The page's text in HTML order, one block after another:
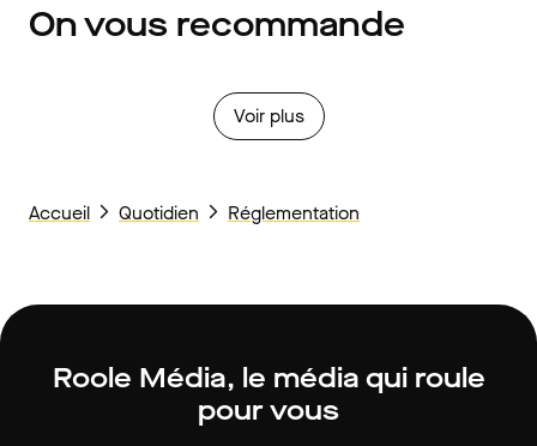
On vous recommande
Voir plus
Accueil Quotidien Réglementation
Roole Média, le média qui roule
pour vous